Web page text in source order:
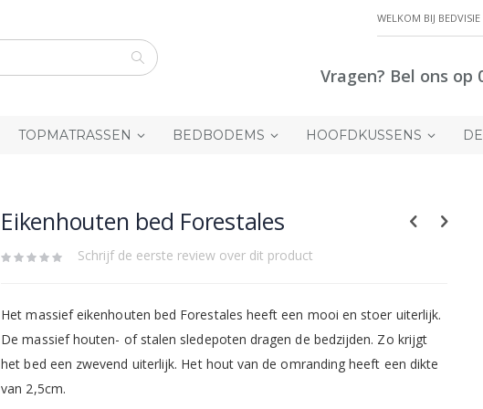
WELKOM BIJ BEDVISIE
Vragen? Bel ons op
TOPMATRASSEN BEDBODEMS HOOFDKUSSENS
Eikenhouten bed Forestales
Schrijf de eerste review over dit product
Het massief eikenhouten bed Forestales heeft een mooi en stoer uiterlijk.
De massief houten- of stalen sledepoten dragen de bedzijden. Zo krijgt
het bed een zwevend uiterlijk. Het hout van de omranding heeft een dikte
van 2,5cm.